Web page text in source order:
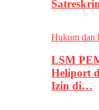
Hukum dan
LSM
Heliport
Izin di…